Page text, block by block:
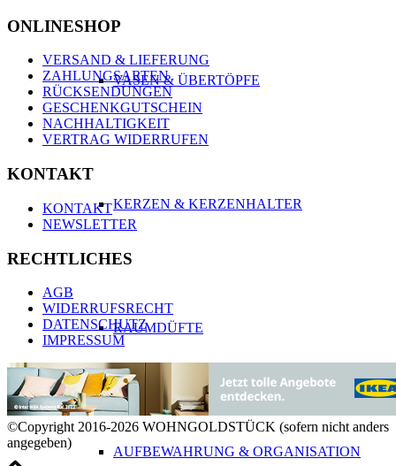
VASEN & ÜBERTÖPFE
KERZEN & KERZENHALTER
RAUMDÜFTE
AUFBEWAHRUNG & ORGANISATION
ONLINESHOP
VERSAND & LIEFERUNG
ZAHLUNGSARTEN
RÜCKSENDUNGEN
GESCHENKGUTSCHEIN
NACHHALTIGKEIT
VERTRAG WIDERRUFEN
KONTAKT
KONTAKT
NEWSLETTER
RECHTLICHES
AGB
WIDERRUFSRECHT
DATENSCHUTZ
IMPRESSUM
©Copyright 2016-2026 WOHNGOLDSTÜCK (sofern nicht anders
angegeben)